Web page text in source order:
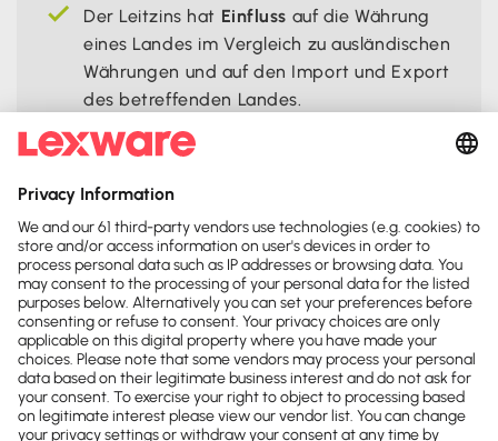
Der Leitzins hat Einfluss auf die Währung
eines Landes im Vergleich zu ausländischen
Währungen und auf den Import und Export
des betreffenden Landes.
Teile diese Seite:
    